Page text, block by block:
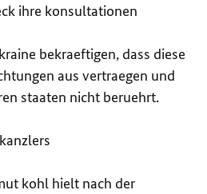
ihre konsultationen
bekraeftigen, dass diese
aus vertraegen und
staaten nicht beruehrt.
kohl hielt nach der